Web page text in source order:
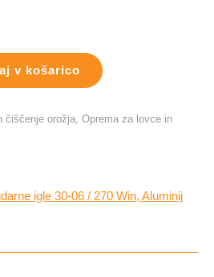
v košarico
čiščenje orožja, Oprema za lovce in